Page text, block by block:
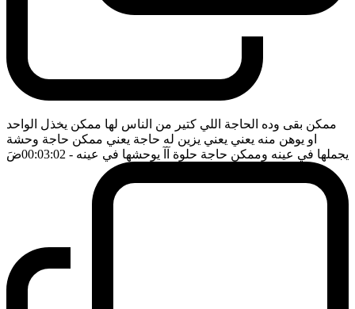
ممكن بقى وده الحاجة اللي كتير من الناس لها ممكن يخذل الواحد
او يوهن منه يعني يعني يزين له حاجة يعني ممكن حاجة وحشة
يجملها في عينه وممكن حاجة حلوة آآ يوحشها في عينه - 00:03:02 ضَ